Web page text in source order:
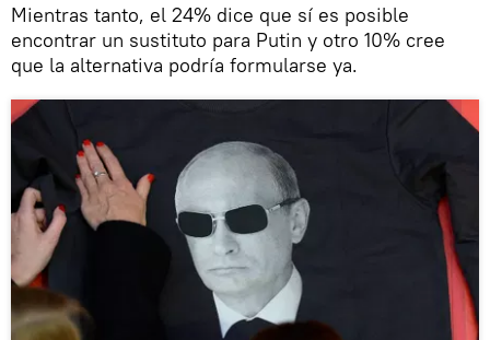
Mientras tanto, el 24% dice que sí es posible
encontrar un sustituto para Putin y otro 10% cree
que la alternativa podría formularse ya.